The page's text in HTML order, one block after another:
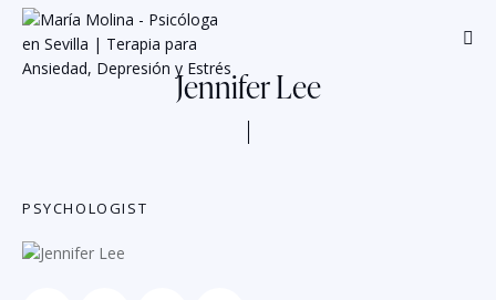
Jennifer Lee
PSYCHOLOGIST